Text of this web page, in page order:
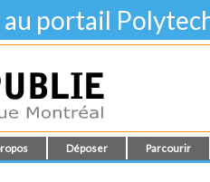
au portail
Déposer Parcourir